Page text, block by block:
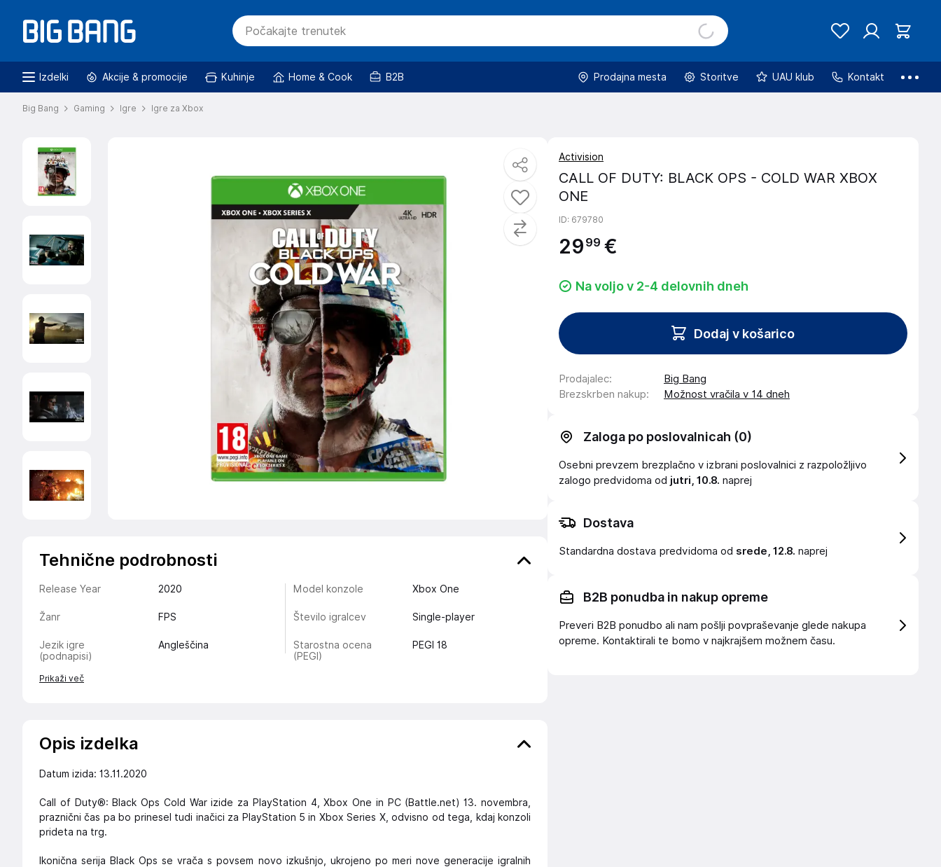
Izdelki Akcije & promocije Kuhinje Home & Cook B2B Prodajna mesta Storitve UAU klub Kontakt
Big Bang Gaming Igre Igre za Xbox
Tehnične podrobnosti
Release Year 2020 Model konzole Xbox One
Žanr FPS Število igralcev Single-player
Jezik igre
(podnapisi)
Angleščina
Starostna ocena
(PEGI)
PEGI 18
Prikaži več
Opis izdelka
Datum izida: 13.11.2020
Call of Duty®: Black Ops Cold War izide za PlayStation 4, Xbox One in PC (Battle.net) 13. novembra,
praznični čas pa bo prinesel tudi inačici za PlayStation 5 in Xbox Series X, odvisno od tega, kdaj konzoli
prideta na trg.
Ikonična serija Black Ops se vrača s povsem novo izkušnjo, ukrojeno po meri nove generacije igralnih
Activision
CALL OF DUTY: BLACK OPS - COLD WAR XBOX
ONE
ID: 679780
29 99 €
Na voljo v 2-4 delovnih dneh
Dodaj v košarico
Prodajalec:
Big Bang
Brezskrben nakup: Možnost vračila v 14 dneh
Zaloga po poslovalnicah (0)
Osebni prevzem brezplačno v izbrani poslovalnici z razpoložljivo
zalogo predvidoma od jutri, 10.8. naprej
Dostava
Standardna dostava predvidoma od srede, 12.8. naprej
B2B ponudba in nakup opreme
Preveri B2B ponudbo ali nam pošlji povpraševanje glede nakupa
opreme. Kontaktirali te bomo v najkrajšem možnem času.